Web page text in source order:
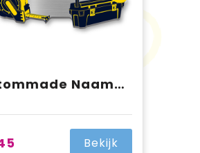
Custommade Naambadge Aluminium
Bekijk